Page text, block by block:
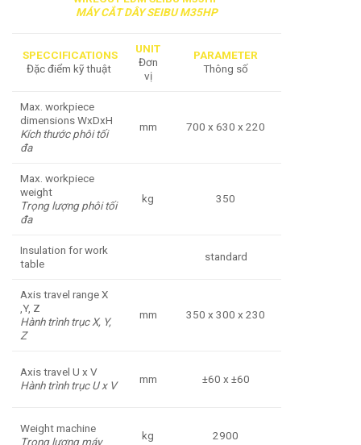
MÁY CẮT DÂY SEIBU M35HP
SPECCIFICATIONS
Đặc điểm kỹ thuật
UNIT
Đơn
vị
PARAMETER
Thông số
Max. workpiece
dimensions WxDxH
Kích thước phôi tối
đa
mm 700 x 630 x 220
Max. workpiece
weight
Trọng lượng phôi tối
đa
kg 350
Insulation for work
table
standard
Axis travel range X
,Y, Z
Hành trình trục X, Y,
Z
mm 350 x 300 x 230
Axis travel U x V
Hành trình trục U x V
mm ±60 x ±60
Weight machine
Trọng lượng máy
kg 2900